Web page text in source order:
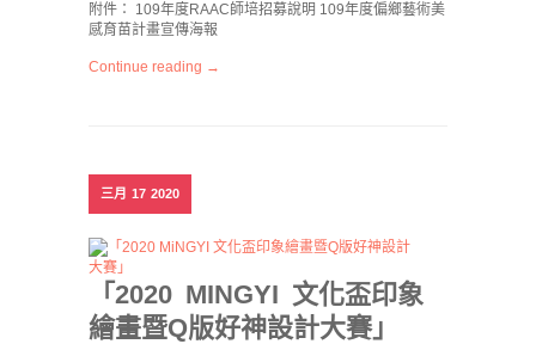
附件： 109年度RAAC師培招募說明 109年度偏鄉藝術美
感育苗計畫宣傳海報
Continue reading →
三月 17 2020
「2020 MINGYI 文化盃印象
繪畫暨Q版好神設計大賽」